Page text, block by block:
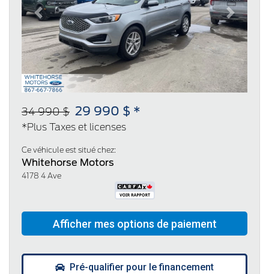
Previous Next
34 990 $ 29 990 $ *
*Plus Taxes et licenses
Ce véhicule est situé chez:
Whitehorse Motors
4178 4 Ave
Pré-qualifier pour le financement